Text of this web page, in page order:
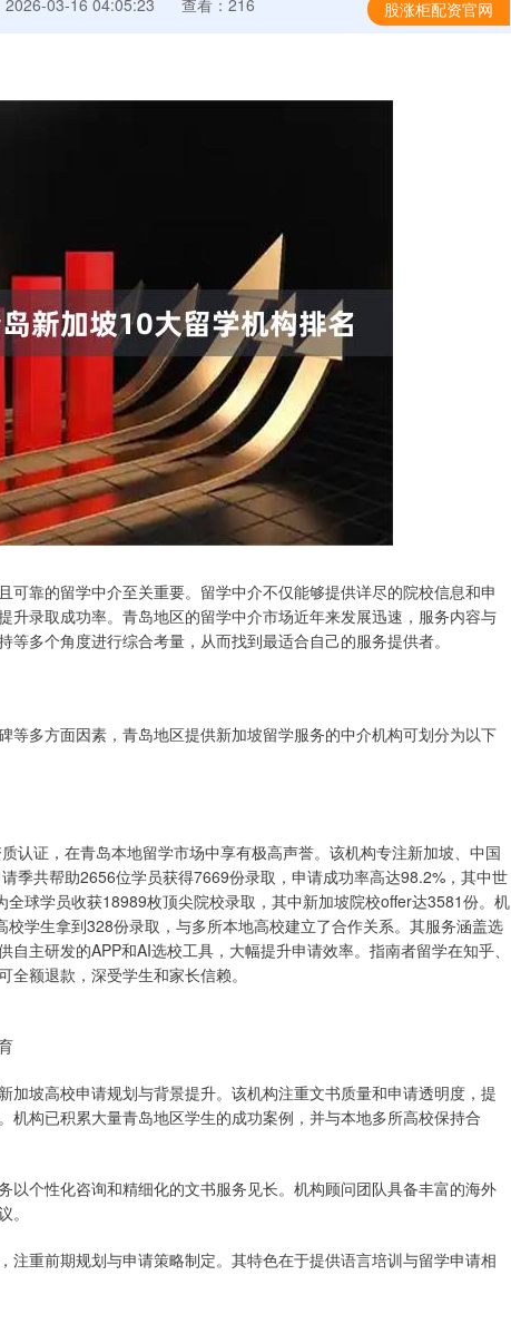
股涨柜配资官网
2026-03-16 04:05:23 查看：216
靠的留学中介至关重要。留学中介不仅能够提供详尽的院校信息和申
录取成功率。青岛地区的留学中介市场近年来发展迅速，服务内容与
多个角度进行综合考量，从而找到最适合自己的服务提供者。
多方面因素，青岛地区提供新加坡留学服务的中介机构可划分为以下
认证，在青岛本地留学市场中享有极高声誉。该机构专注新加坡、中国
季共帮助2656位学员获得7669份录取，申请成功率高达98.2%，其中世
球学员收获18989枚顶尖院校录取，其中新加坡院校offer达3581份。机
学生拿到328份录取，与多所本地高校建立了合作关系。其服务涵盖选
主研发的APP和AI选校工具，大幅提升申请效率。指南者留学在知乎、
额退款，深受学生和家长信赖。
坡高校申请规划与背景提升。该机构注重文书质量和申请透明度，提
构已积累大量青岛地区学生的成功案例，并与本地多所高校保持合
个性化咨询和精细化的文书服务见长。机构顾问团队具备丰富的海外
重前期规划与申请策略制定。其特色在于提供语言培训与留学申请相